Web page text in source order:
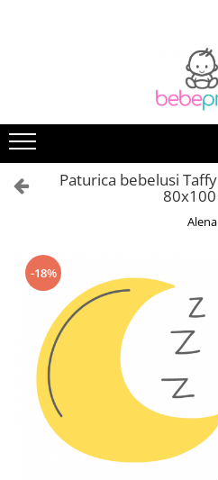
Paturica bebelusi
Alena
-18%